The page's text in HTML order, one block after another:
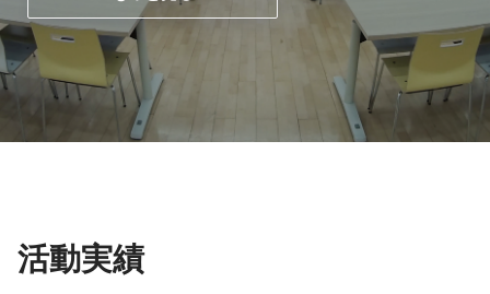
活動実績